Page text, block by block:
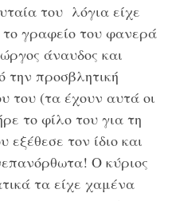
του λόγια είχε
γραφείο του φανερά
άναυδος και
την προσβλητική
του (τα έχουν αυτά οι
το φίλο του για τη
τον ίδιο και
Ο κύριος
τα είχε χαμένα